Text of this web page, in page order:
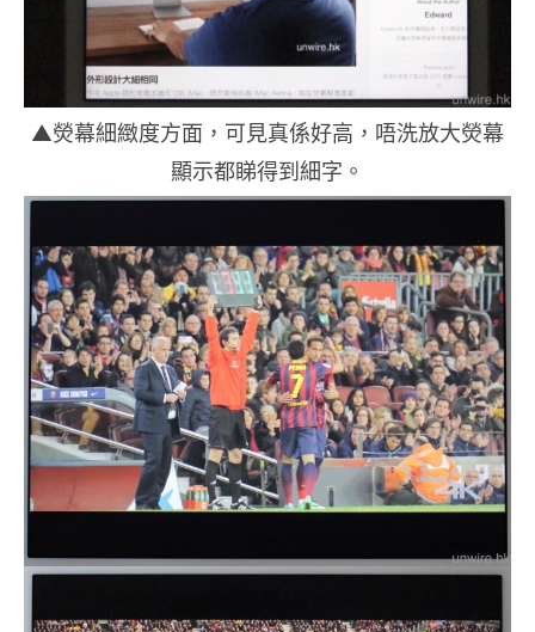
▲熒幕細緻度方面，可見真係好高，唔洗放大熒幕
顯示都睇得到細字。